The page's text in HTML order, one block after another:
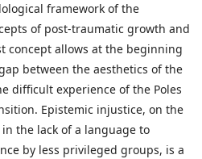
framework of the
of post-traumatic growth and
concept allows at the beginning
between the aesthetics of the
difficult experience of the Poles
Epistemic injustice, on the
the lack of a language to
by less privileged groups, is a